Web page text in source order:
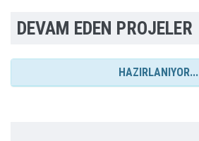
DEVAM EDEN PROJELER
HAZIRLANIYOR...